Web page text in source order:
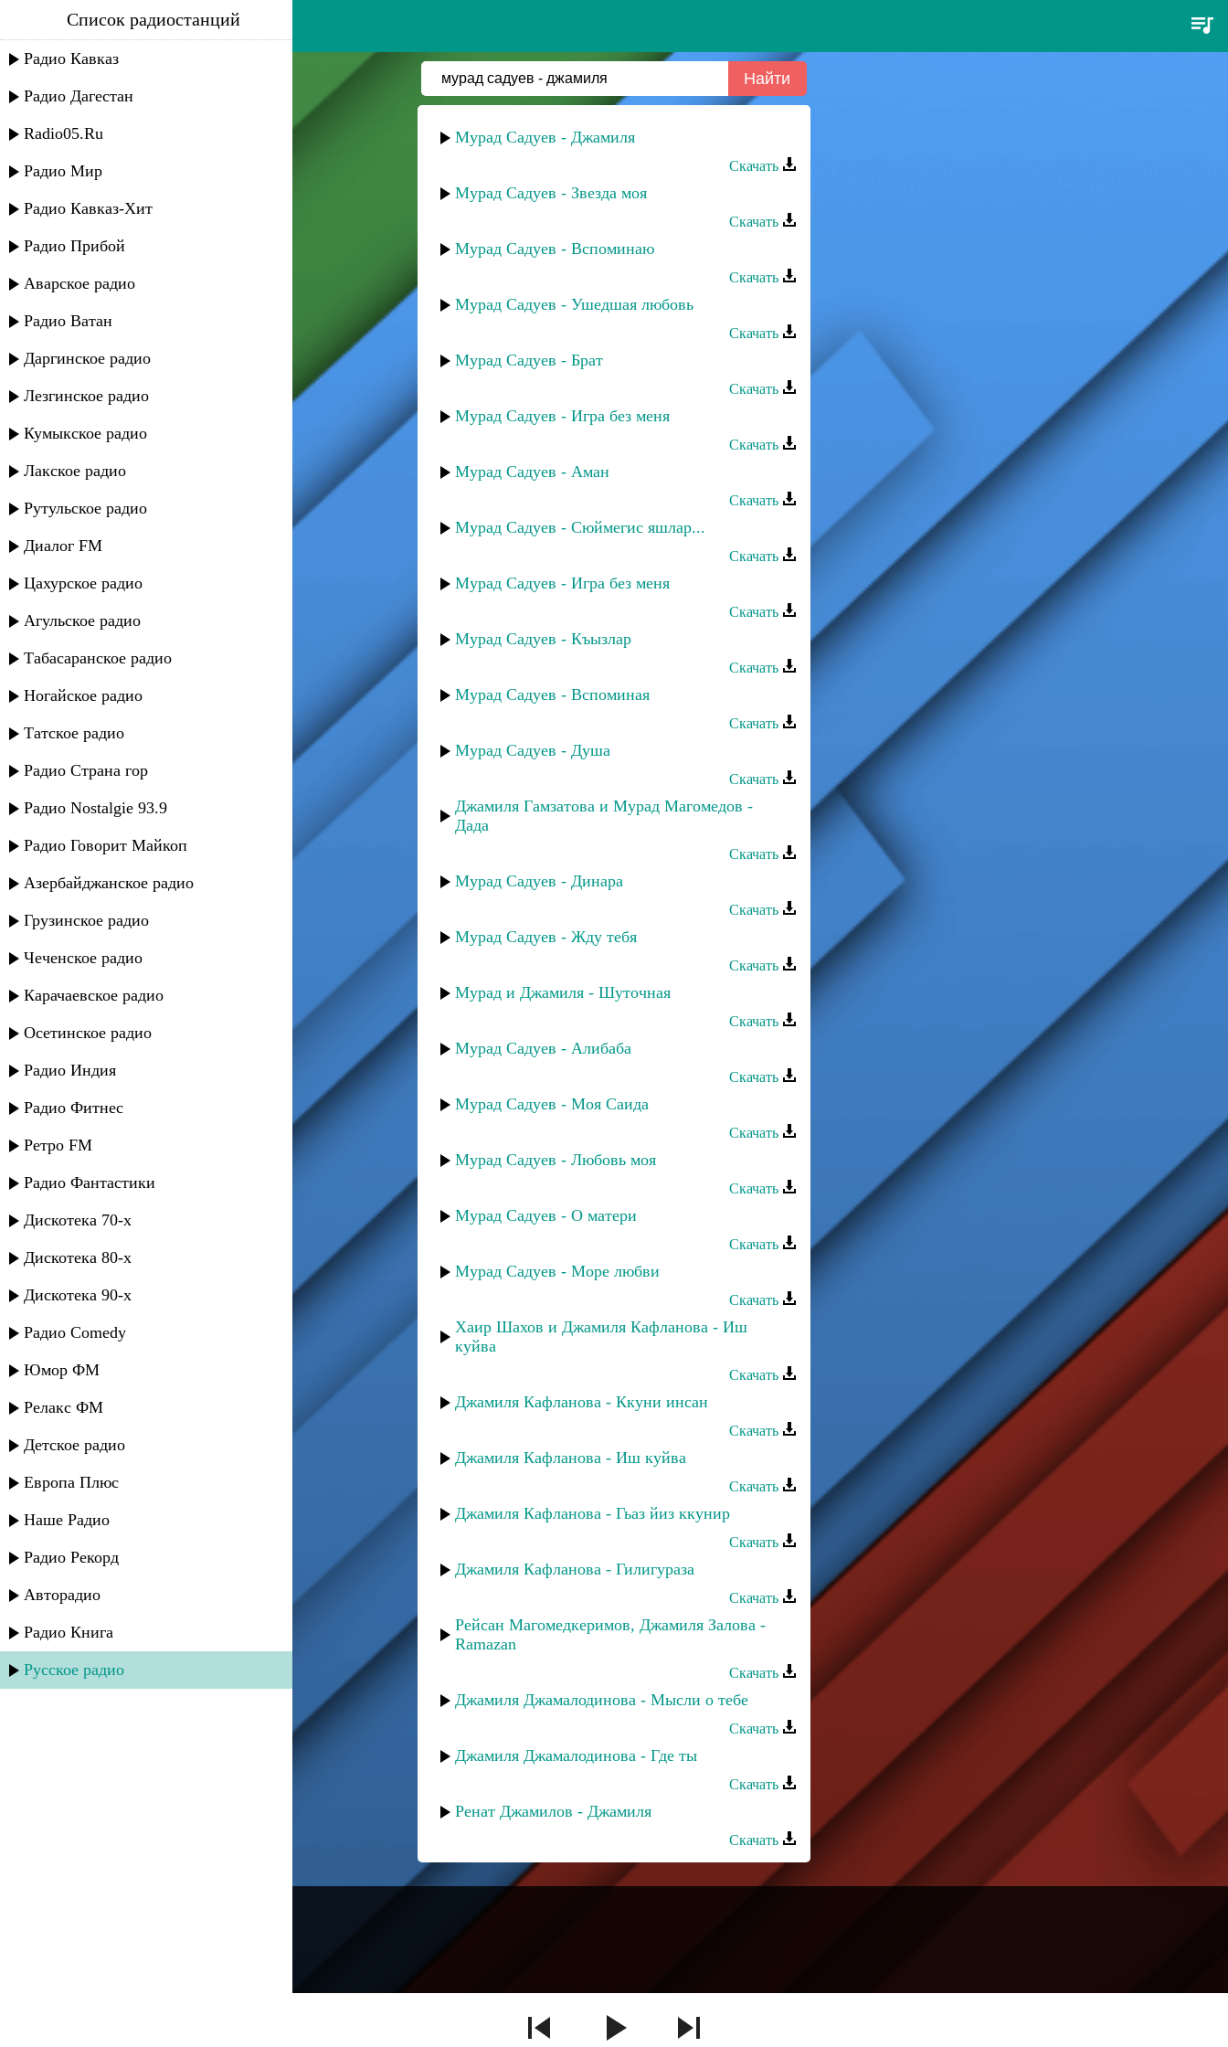
мурад садуев - джамиля
Список радиостанций
Радио Кавказ
Радио Дагестан
Radio05.Ru
Радио Мир
Радио Кавказ-Хит
Радио Прибой
Аварское радио
Радио Ватан
Даргинское радио
Лезгинское радио
Кумыкское радио
Лакское радио
Рутульское радио
Диалог FM
Цахурское радио
Агульское радио
Табасаранское радио
Ногайское радио
Татское радио
Радио Страна гор
Радио Nostalgie 93.9
Радио Говорит Майкоп
Азербайджанское радио
Грузинское радио
Чеченское радио
Карачаевское радио
Осетинское радио
Радио Индия
Радио Фитнес
Ретро FM
Радио Фантастики
Дискотека 70-х
Дискотека 80-х
Дискотека 90-х
Радио Comedy
Юмор ФМ
Релакс ФМ
Детское радио
Европа Плюс
Наше Радио
Радио Рекорд
Авторадио
Радио Книга
Русское радио
Мурад Садуев - Джамиля
Скачать
Мурад Садуев - Звезда моя
Скачать
Мурад Садуев - Вспоминаю
Скачать
Мурад Садуев - Ушедшая любовь
Скачать
Мурад Садуев - Брат
Скачать
Мурад Садуев - Игра без меня
Скачать
Мурад Садуев - Аман
Скачать
Мурад Садуев - Сюймегис яшлар...
Скачать
Мурад Садуев - Игра без меня
Скачать
Мурад Садуев - Къызлар
Скачать
Мурад Садуев - Вспоминая
Скачать
Мурад Садуев - Душа
Скачать
Джамиля Гамзатова и Мурад Магомедов -
Дада
Скачать
Мурад Садуев - Динара
Скачать
Мурад Садуев - Жду тебя
Скачать
Мурад и Джамиля - Шуточная
Скачать
Мурад Садуев - Алибаба
Скачать
Мурад Садуев - Моя Саида
Скачать
Мурад Садуев - Любовь моя
Скачать
Мурад Садуев - О матери
Скачать
Мурад Садуев - Море любви
Скачать
Хаир Шахов и Джамиля Кафланова - Иш
куйва
Скачать
Джамиля Кафланова - Ккуни инсан
Скачать
Джамиля Кафланова - Иш куйва
Скачать
Джамиля Кафланова - Гьаз йиз ккунир
Скачать
Джамиля Кафланова - Гилигураза
Скачать
Рейсан Магомедкеримов, Джамиля Залова -
Ramazan
Скачать
Джамиля Джамалодинова - Мысли о тебе
Скачать
Джамиля Джамалодинова - Где ты
Скачать
Ренат Джамилов - Джамиля
Скачать